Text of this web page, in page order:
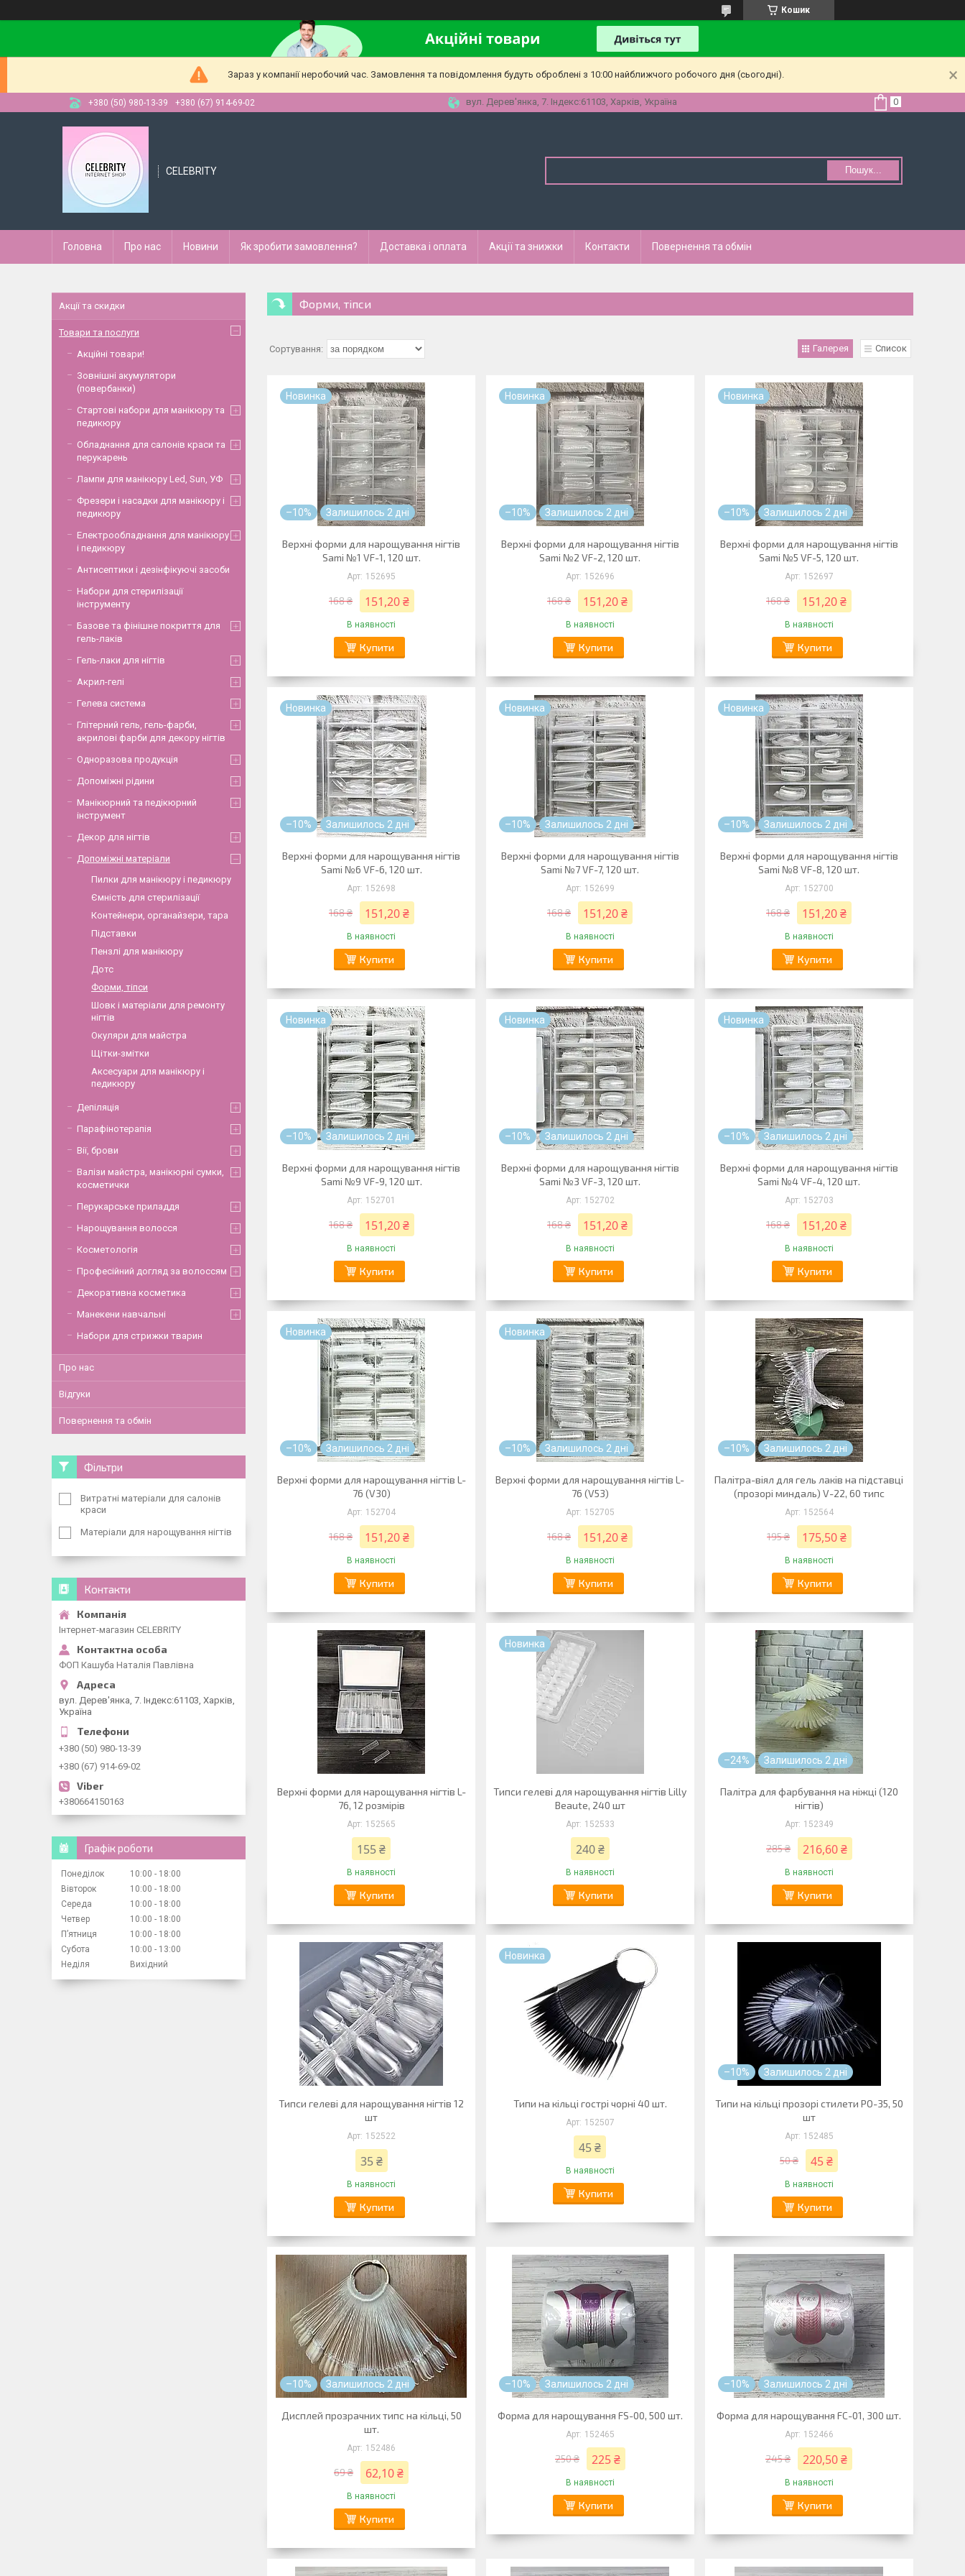
Кошик
Зараз у компанії неробочий час. Замовлення та повідомлення будуть оброблені з 10:00 найближчого робочого дня (сьогодні).
+380 (50) 980-13-39 +380 (67) 914-69-02 вул. Дерев'янка, 7. Індекс:61103, Харків, Україна
CELEBRITY Пошук...
Головна Про нас Новини Як зробити замовлення? Доставка і оплата Акції та знижки Контакти Повернення та обмін
Форми, тіпси
Галерея Список
Новинка
–10% Залишилось 2 дні
Верхні форми для нарощування нігтів
Sami №1 VF-1, 120 шт.
152695
168 ₴ 151,20 ₴
В наявності
Купити
Новинка
–10% Залишилось 2 дні
Верхні форми для нарощування нігтів
Sami №2 VF-2, 120 шт.
152696
168 ₴ 151,20 ₴
В наявності
Купити
Новинка
–10% Залишилось 2 дні
Верхні форми для нарощування нігтів
Sami №5 VF-5, 120 шт.
152697
168 ₴ 151,20 ₴
В наявності
Купити
Новинка
–10% Залишилось 2 дні
Верхні форми для нарощування нігтів
Sami №6 VF-6, 120 шт.
152698
168 ₴ 151,20 ₴
В наявності
Купити
Новинка
–10% Залишилось 2 дні
Верхні форми для нарощування нігтів
Sami №7 VF-7, 120 шт.
152699
168 ₴ 151,20 ₴
В наявності
Купити
Новинка
–10% Залишилось 2 дні
Верхні форми для нарощування нігтів
Sami №8 VF-8, 120 шт.
152700
168 ₴ 151,20 ₴
В наявності
Купити
Новинка
–10% Залишилось 2 дні
Верхні форми для нарощування нігтів
Sami №9 VF-9, 120 шт.
152701
168 ₴ 151,20 ₴
В наявності
Купити
Новинка
–10% Залишилось 2 дні
Верхні форми для нарощування нігтів
Sami №3 VF-3, 120 шт.
152702
168 ₴ 151,20 ₴
В наявності
Купити
Новинка
–10% Залишилось 2 дні
Верхні форми для нарощування нігтів
Sami №4 VF-4, 120 шт.
152703
168 ₴ 151,20 ₴
В наявності
Купити
Новинка
–10% Залишилось 2 дні
Верхні форми для нарощування нігтів L-
76 (V30)
152704
168 ₴ 151,20 ₴
В наявності
Купити
Новинка
–10% Залишилось 2 дні
Верхні форми для нарощування нігтів L-
76 (V53)
152705
168 ₴ 151,20 ₴
В наявності
Купити
–10% Залишилось 2 дні
Палітра-віял для гель лаків на підставці
(прозорі миндаль) V-22, 60 типс
152564
195 ₴ 175,50 ₴
В наявності
Купити
Верхні форми для нарощування нігтів L-
76, 12 розмірів
152565
155 ₴
В наявності
Купити
Новинка
Типси гелеві для нарощування нігтів Lilly
Beaute, 240 шт
152533
240 ₴
В наявності
Купити
–24% Залишилось 2 дні
Палітра для фарбування на ніжці (120
нігтів)
152349
285 ₴ 216,60 ₴
В наявності
Купити
Типси гелеві для нарощування нігтів 12
шт
152522
35 ₴
В наявності
Купити
Новинка
Типи на кільці гострі чорні 40 шт.
152507
45 ₴
В наявності
Купити
–10% Залишилось 2 дні
Типи на кільці прозорі стилети PO-35, 50
шт
152485
50 ₴ 45 ₴
В наявності
Купити
–10% Залишилось 2 дні
Дисплей прозрачних типс на кільці, 50
шт.
152486
69 ₴ 62,10 ₴
В наявності
Купити
–10% Залишилось 2 дні
Форма для нарощування FS-00, 500 шт.
152465
250 ₴ 225 ₴
В наявності
Купити
–10% Залишилось 2 дні
Форма для нарощування FC-01, 300 шт.
152466
245 ₴ 220,50 ₴
В наявності
Купити
Акції та скидки
Товари та послуги
Акційні товари!
Зовнішні акумулятори
(повербанки)
Стартові набори для манікюру та
педикюру
Обладнання для салонів краси та
перукарень
Лампи для манікюру Led, Sun, УФ
Фрезери і насадки для манікюру і
педикюру
Електрообладнання для манікюру
і педикюру
Антисептики і дезінфікуючі засоби
Набори для стерилізації
інструменту
Базове та фінішне покриття для
гель-лаків
Гель-лаки для нігтів
Акрил-гелі
Гелева система
Глітерний гель, гель-фарби,
акрилові фарби для декору нігтів
Одноразова продукція
Допоміжні рідини
Манікюрний та педікюрний
інструмент
Декор для нігтів
Допоміжні матеріали
Пилки для манікюру і педикюру
Ємність для стерилізації
Контейнери, органайзери, тара
Підставки
Пензлі для манікюру
Дотс
Форми, тіпси
Шовк і матеріали для ремонту
нігтів
Окуляри для майстра
Щітки-змітки
Аксесуари для манікюру і
педикюру
Депіляція
Парафінотерапія
Вії, брови
Валізи майстра, манікюрні сумки,
косметички
Перукарське приладдя
Нарощування волосся
Косметологія
Професійний догляд за волоссям
Декоративна косметика
Манекени навчальні
Набори для стрижки тварин
Про нас
Відгуки
Повернення та обмін
Фільтри
Витратні матеріали для салонів
краси
Матеріали для нарощування нігтів
Контакти
Інтернет-магазин CELEBRITY
ФОП Кашуба Наталія Павлівна
вул. Дерев'янка, 7. Індекс:61103, Харків,
Україна
+380 (50) 980-13-39
+380 (67) 914-69-02
+380664150163
Графік роботи
Понеділок 10:00
18:00
Вівторок
10:00
18:00
Середа
10:00
18:00
Четвер
10:00
18:00
Пʼятниця
10:00
18:00
Субота
10:00
13:00
Неділя
Вихідний